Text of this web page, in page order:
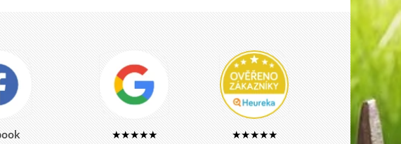
★★★★★ ★★★★★